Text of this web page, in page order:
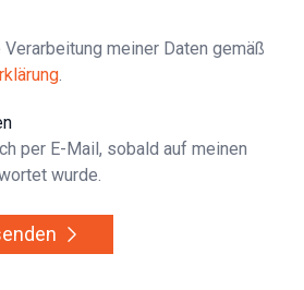
meiner Daten gemäß
.
per E-Mail, sobald auf meinen
wurde.